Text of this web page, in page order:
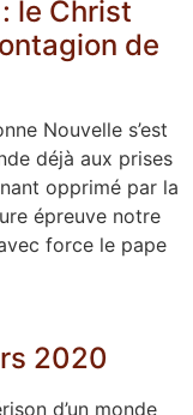
le Christ
de
Nouvelle s’est
déjà aux prises
opprimé par la
épreuve notre
force le pape
2020
d’un monde